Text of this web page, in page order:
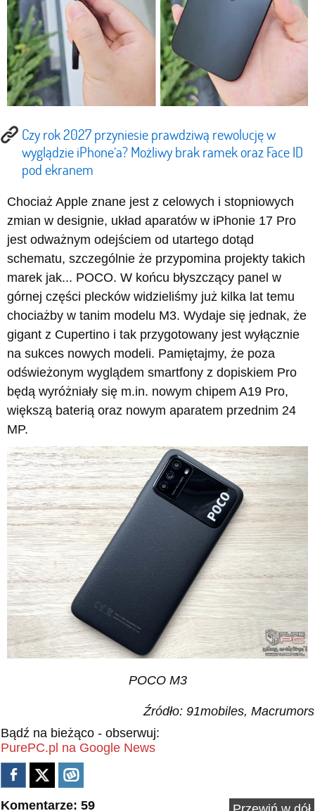
Czy rok 2027 przyniesie prawdziwą rewolucję w
wyglądzie iPhone’a? Możliwy brak ramek oraz Face ID
pod ekranem
Chociaż Apple znane jest z celowych i stopniowych
zmian w designie, układ aparatów w iPhonie 17 Pro
jest odważnym odejściem od utartego dotąd
schematu, szczególnie że przypomina projekty takich
marek jak... POCO. W końcu błyszczący panel w
górnej części plecków widzieliśmy już kilka lat temu
chociażby w tanim modelu M3. Wydaje się jednak, że
gigant z Cupertino i tak przygotowany jest wyłącznie
na sukces nowych modeli. Pamiętajmy, że poza
odświeżonym wyglądem smartfony z dopiskiem Pro
będą wyróżniały się m.in. nowym chipem A19 Pro,
większą baterią oraz nowym aparatem przednim 24
MP.
POCO M3
Źródło: 91mobiles, Macrumors
Bądź na bieżąco - obserwuj:
PurePC.pl na Google News
Komentarze: 59